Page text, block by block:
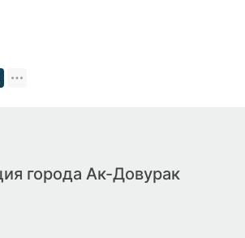
города Ак-Довурак